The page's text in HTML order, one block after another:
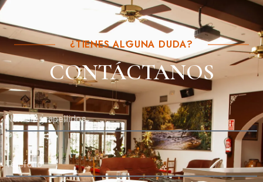
¿TIENES ALGUNA DUDA?
CONTÁCTANOS